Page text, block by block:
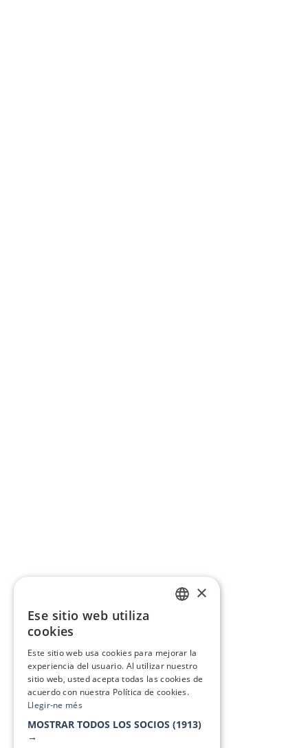
×
Ese sitio web utiliza
cookies
Este sitio web usa cookies para mejorar la
experiencia del usuario. Al utilizar nuestro
sitio web, usted acepta todas las cookies de
acuerdo con nuestra Política de cookies.
Llegir-ne més
MOSTRAR TODOS LOS SOCIOS (1913)
→